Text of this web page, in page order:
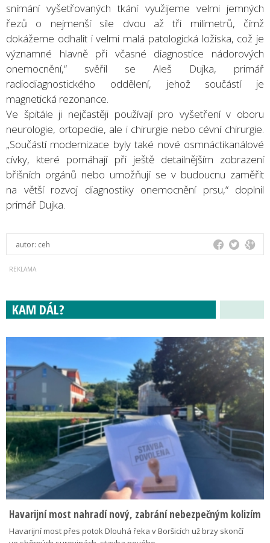
snímání vyšetřovaných tkání využijeme velmi jemných
řezů o nejmenší síle dvou až tři milimetrů, čímž
dokážeme odhalit i velmi malá patologická ložiska, což je
významné hlavně při včasné diagnostice nádorových
onemocnění,“ svěřil se Aleš Dujka, primář
radiodiagnostického oddělení, jehož součástí je
magnetická rezonance.
Ve špitále ji nejčastěji používají pro vyšetření v oboru
neurologie, ortopedie, ale i chirurgie nebo cévní chirurgie.
„Součástí modernizace byly také nové osmnáctikanálové
cívky, které pomáhají při ještě detailnějším zobrazení
břišních orgánů nebo umožňují se v budoucnu zaměřit
na větší rozvoj diagnostiky onemocnění prsu,“ doplnil
primář Dujka.
autor: ceh
KAM DÁL?
Havarijní most nahradí nový, zabrání nebezpečným kolizím
Havarijní most přes potok Dlouhá řeka v Boršicích už brzy skončí